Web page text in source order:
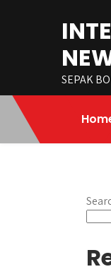
SEPAK